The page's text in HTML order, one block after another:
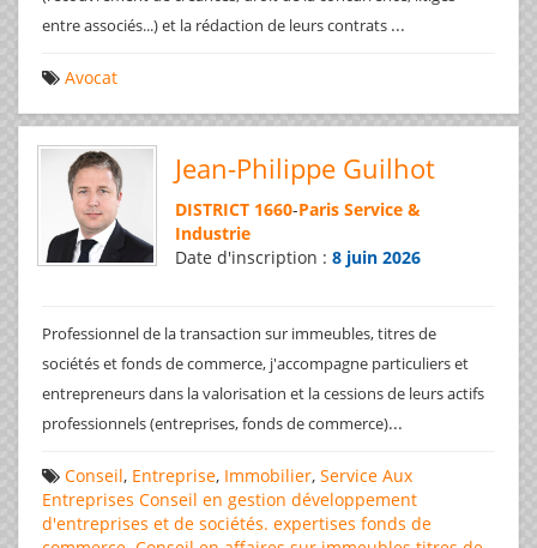
entre associés...) et la rédaction de leurs contrats ...
Avocat
Jean-Philippe Guilhot
DISTRICT 1660-Paris Service &
Industrie
Date d'inscription : 8 juin 2026
Professionnel de la transaction sur immeubles, titres de
sociétés et fonds de commerce, j'accompagne particuliers et
entrepreneurs dans la valorisation et la cessions de leurs actifs
professionnels (entreprises, fonds de commerce)...
Conseil, Entreprise, Immobilier, Service Aux
Entreprises Conseil en gestion développement
d'entreprises et de sociétés. expertises fonds de